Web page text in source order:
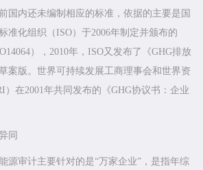
国内还未编制相应的标准，依据的主要是国
准化组织（ISO）于2006年制定并颁布的
），2010年，ISO又发布了《GHG排放
案版。世界可持续发展工商理事会和世界资
）在2001年共同发布的《GHG协议书：企业
同
源审计主要针对的是“万家企业”，是指年综